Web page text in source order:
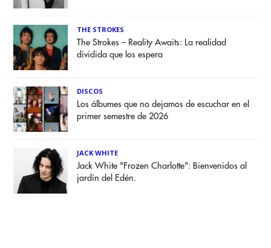
THE STROKES
The Strokes – Reality Awaits: La realidad
dividida que los espera
DISCOS
Los álbumes que no dejamos de escuchar en el
primer semestre de 2026
JACK WHITE
Jack White "Frozen Charlotte": Bienvenidos al
jardín del Edén.